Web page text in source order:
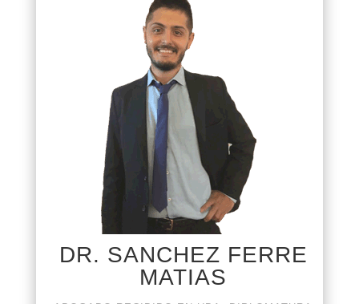
DR. SANCHEZ FERRE
MATIAS